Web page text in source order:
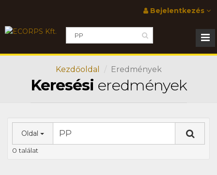
Bejelentkezés
Kezdőoldal Eredmények
Keresési eredmények
Oldal
0 találat